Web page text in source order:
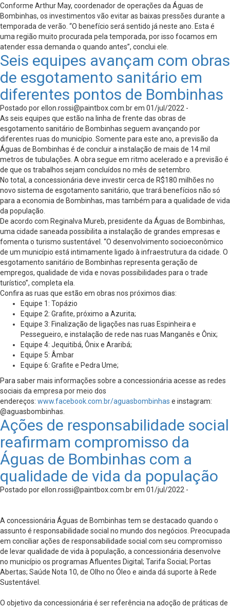
Conforme Arthur May, coordenador de operações da Águas de
Bombinhas, os investimentos vão evitar as baixas pressões durante a
temporada de verão. “O benefício será sentido já neste ano. Esta é
uma região muito procurada pela temporada, por isso focamos em
atender essa demanda o quando antes”, conclui ele.
Seis equipes avançam com obras
de esgotamento sanitário em
diferentes pontos de Bombinhas
Postado porellon.rossi@paintbox.com.brem 01/jul/2022 -
As seis equipes que estão na linha de frente das obras de
esgotamento sanitário de Bombinhas seguem avançando por
diferentes ruas do município. Somente para este ano, a previsão da
Águas de Bombinhas é de concluir a instalação de mais de 14 mil
metros de tubulações. A obra segue em ritmo acelerado e a previsão é
de que os trabalhos sejam concluídos no mês de setembro.
No total, a concessionária deve investir cerca de R$180 milhões no
novo sistema de esgotamento sanitário, que trará benefícios não só
para a economia de Bombinhas, mas também para a qualidade de vida
da população.
De acordo com Reginalva Mureb, presidente da Águas de Bombinhas,
uma cidade saneada possibilita a instalação de grandes empresas e
fomenta o turismo sustentável. “O desenvolvimento socioeconômico
de um município está intimamente ligado à infraestrutura da cidade. O
esgotamento sanitário de Bombinhas representa geração de
empregos, qualidade de vida e novas possibilidades para o trade
turístico”, completa ela.
Confira as ruas que estão em obras nos próximos dias:
Equipe 1: Topázio
Equipe 2: Grafite, próximo a Azurita;
Equipe 3: Finalização de ligações nas ruas Espinheira e
Pessegueiro, e instalação de rede nas ruas Manganês e Ônix;
Equipe 4: Jequitibá, Ônix e Araribá;
Equipe 5: Âmbar
Equipe 6: Grafite e Pedra Ume;
Para saber mais informações sobre a concessionária acesse as redes
sociais da empresa por meio dos
endereços: www.facebook.com.br/aguasbombinhas e instagram:
@aguasbombinhas.
Ações de responsabilidade social
reafirmam compromisso da
Águas de Bombinhas com a
qualidade de vida da população
Postado porellon.rossi@paintbox.com.brem 01/jul/2022 -
A concessionária Águas de Bombinhas tem se destacado quando o
assunto é responsabilidade social no mundo dos negócios. Preocupada
em conciliar ações de responsabilidade social com seu compromisso
de levar qualidade de vida à população, a concessionária desenvolve
no município os programas Afluentes Digital; Tarifa Social; Portas
Abertas; Saúde Nota 10, de Olho no Óleo e ainda dá suporte à Rede
Sustentável.
O objetivo da concessionária é ser referência na adoção de práticas de